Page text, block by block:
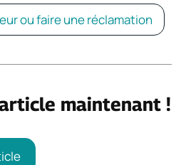
ou faire une réclamation
maintenant !